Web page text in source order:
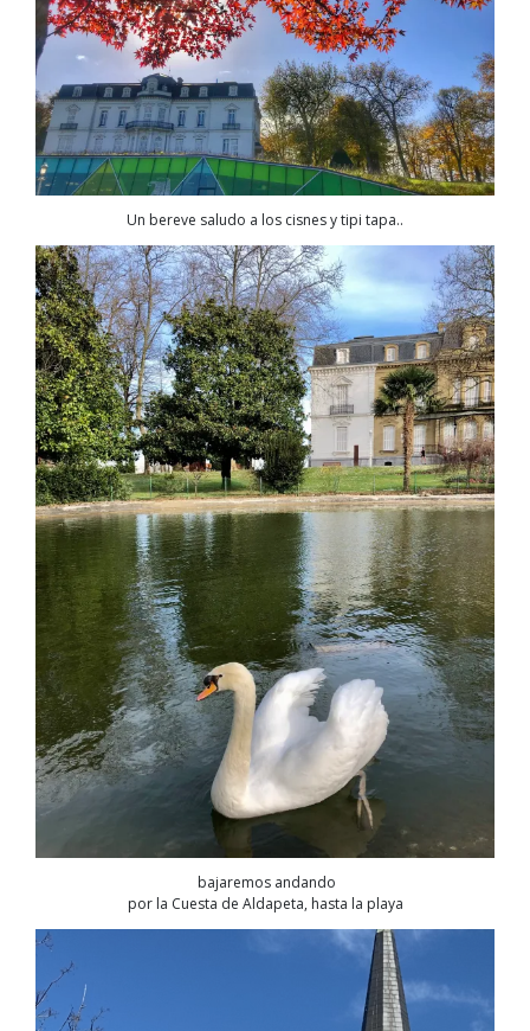
Un bereve saludo a los cisnes y tipi tapa..
bajaremos andando
por la Cuesta de Aldapeta, hasta la playa